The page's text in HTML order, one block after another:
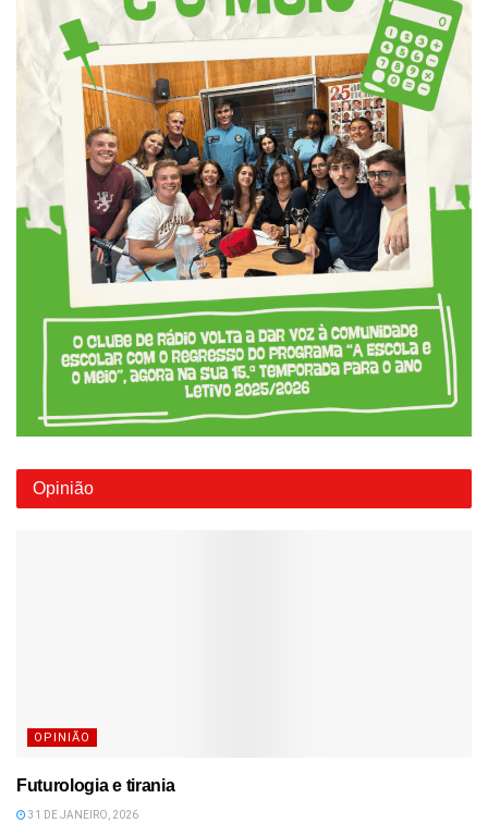
Opinião
OPINIÃO
Futurologia e tirania
31 DE JANEIRO, 2026